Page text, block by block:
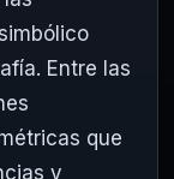
Entre las
que
y